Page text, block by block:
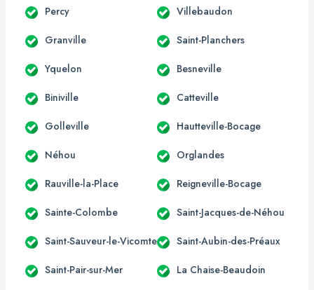
Percy Villebaudon
Granville Saint-Planchers
Yquelon Besneville
Biniville Catteville
Golleville Hautteville-Bocage
Néhou Orglandes
Rauville-la-Place Reigneville-Bocage
Sainte-Colombe Saint-Jacques-de-Néhou
Saint-Sauveur-le-Vicomte Saint-Aubin-des-Préaux
Saint-Pair-sur-Mer La Chaise-Beaudoin